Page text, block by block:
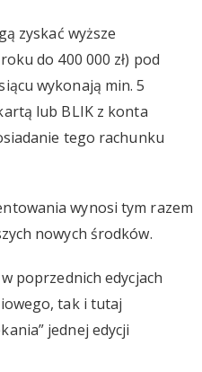
zyskać wyższe
do 400 000 zł) pod
wykonają min. 5
lub BLIK z konta
tego rachunku
wynosi tym razem
nowych środków.
poprzednich edycjach
tak i tutaj
jednej edycji